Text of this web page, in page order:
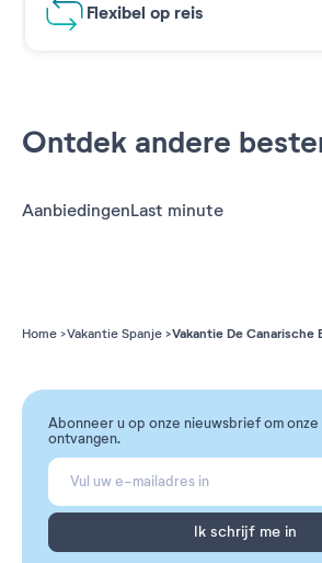
Flexibel op reis
Ontdek andere
AanbiedingenLast minute
Home Vakantie Spanje Vakantie De Canarische
Abonneer u op onze nieuwsbrief om
ontvangen.
Ik schrijf me in